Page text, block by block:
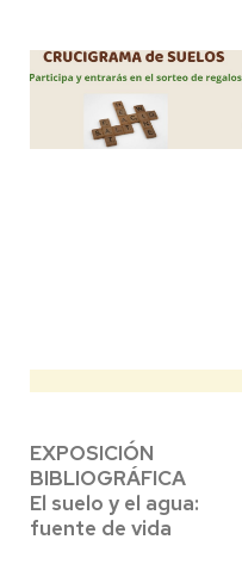
EXPOSICIÓN
BIBLIOGRÁFICA
El suelo y el agua:
fuente de vida